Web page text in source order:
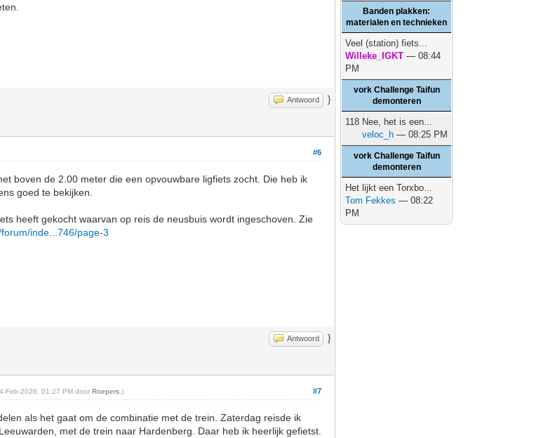
Antwoord }
#6
boven de 2.00 meter die een opvouwbare ligfiets zocht. Die heb ik
goed te bekijken.
heeft gekocht waarvan op reis de neusbuis wordt ingeschoven. Zie
inde...746/page-3
Antwoord }
#7
Feb-2026, 01:27 PM doorRoepers .)
als het gaat om de combinatie met de trein. Zaterdag reisde ik
met de trein naar Hardenberg. Daar heb ik heerlijk gefietst.
Banden plakken:
materialen en technieken
Veel (station) fiets...
Willeke_IGKT — 08:44
PM
vork Challenge Taifun
demonteren
118 Nee, het is een...
veloc_h — 08:25 PM
vork Challenge Taifun
demonteren
Het lijkt een Torxbo...
Tom Fekkes — 08:22
PM